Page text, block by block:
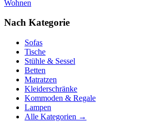
Wohnen
Nach Kategorie
Sofas
Tische
Stühle & Sessel
Betten
Matratzen
Kleiderschränke
Kommoden & Regale
Lampen
Alle Kategorien →